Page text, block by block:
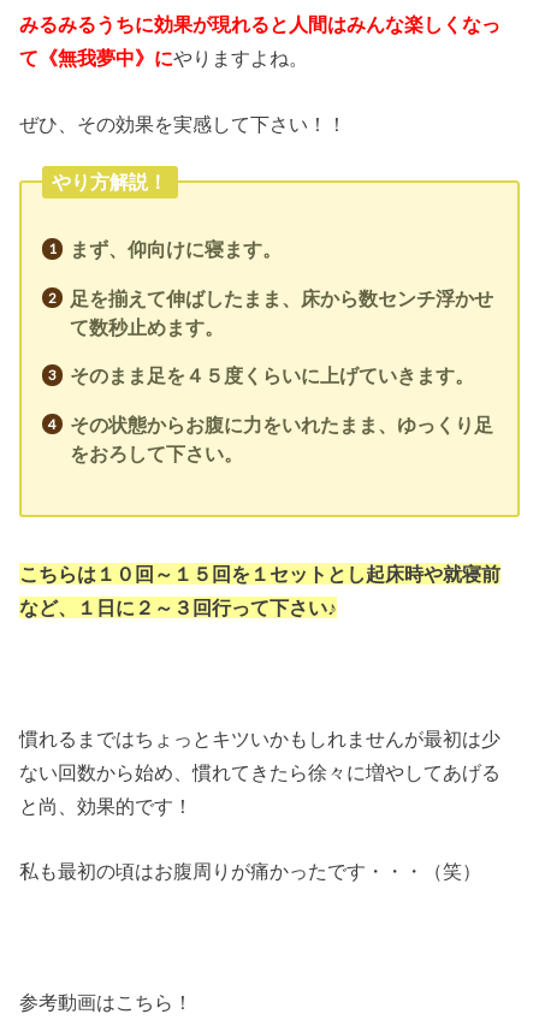
みるみるうちに効果が現れると人間はみんな楽しくなっ
て《無我夢中》にやりますよね。
ぜひ、その効果を実感して下さい！！
やり方解説！
まず、仰向けに寝ます。
足を揃えて伸ばしたまま、床から数センチ浮かせ
て数秒止めます。
そのまま足を４５度くらいに上げていきます。
その状態からお腹に力をいれたまま、ゆっくり足
をおろして下さい。
こちらは１０回～１５回を１セットとし起床時や就寝前
など、１日に２～３回行って下さい♪
慣れるまではちょっとキツいかもしれませんが最初は少
ない回数から始め、慣れてきたら徐々に増やしてあげる
と尚、効果的です！
私も最初の頃はお腹周りが痛かったです・・・（笑）
参考動画はこちら！